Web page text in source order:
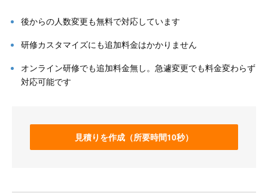
後からの人数変更も無料で対応しています
研修カスタマイズにも追加料金はかかりません
オンライン研修でも追加料金無し。急遽変更でも料金変わらず
対応可能です
見積りを作成（所要時間10秒）